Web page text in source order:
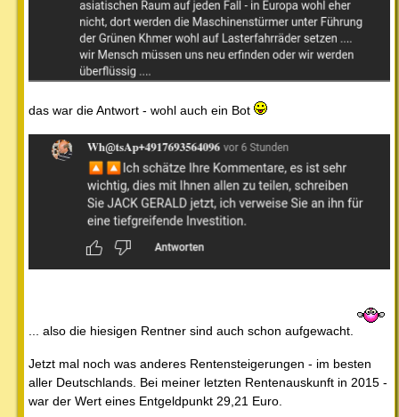
das war die Antwort - wohl auch ein Bot
... also die hiesigen Rentner sind auch schon aufgewacht.
Jetzt mal noch was anderes Rentensteigerungen - im besten
aller Deutschlands. Bei meiner letzten Rentenauskunft in 2015 -
war der Wert eines Entgeldpunkt 29,21 Euro.